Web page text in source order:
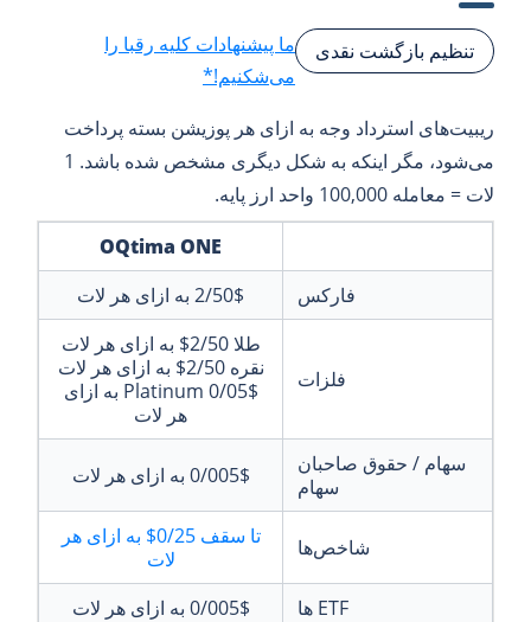
تنظیم بازگشت نقدی
ما پیشنهادات کلیه رقبا را
می‌شکنیم!*
ریبیت‌های استرداد وجه به ازای هر پوزیشن بسته پرداخت
می‌شود، مگر اینکه به شکل دیگری مشخص شده باشد. 1
لات = معامله 100,000 واحد ارز پایه.
OQtima ONE
فارکس
2/50$ به ازای هر لات
فلزات
طلا 2/50$
به ازای هر لات
نقره 2/50$
به ازای هر لات
Platinum 0/05$
به ازای
هر لات
سهام / حقوق صاحبان
سهام
0/005$ به ازای هر لات
شاخص‌ها تا سقف 0/25$
به ازای هر
لات
ETF ها
0/005$ به ازای هر لات